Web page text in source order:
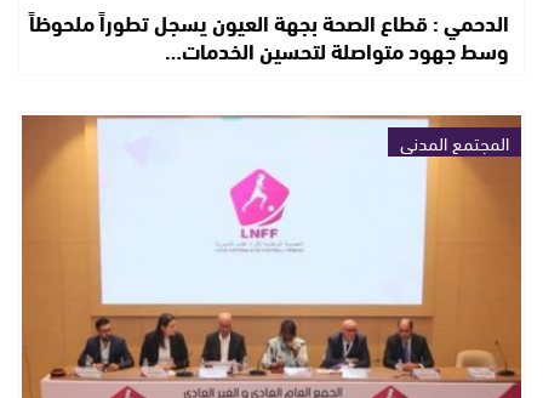
الدحمي : قطاع الصحة بجهة العيون يسجل تطوراً ملحوظاً
وسط جهود متواصلة لتحسين الخدمات…
المجتمع المدني